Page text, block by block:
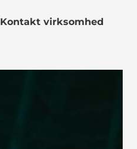
Kontakt virksomhed